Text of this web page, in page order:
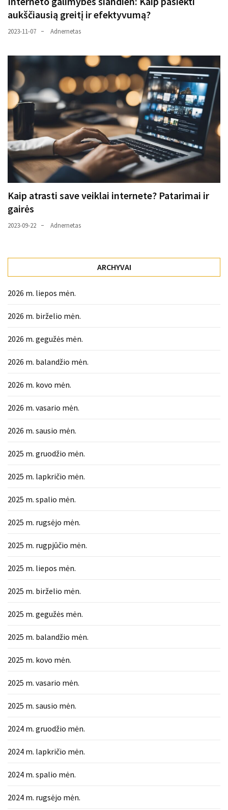
aukščiausią greitį ir efektyvumą?
2023-11-07 Adnernetas
Kaip atrasti save veiklai internete? Patarimai ir
gairės
2023-09-22 Adnernetas
ARCHYVAI
2026 m. liepos mėn.
2026 m. birželio mėn.
2026 m. gegužės mėn.
2026 m. balandžio mėn.
2026 m. kovo mėn.
2026 m. vasario mėn.
2026 m. sausio mėn.
2025 m. gruodžio mėn.
2025 m. lapkričio mėn.
2025 m. spalio mėn.
2025 m. rugsėjo mėn.
2025 m. rugpjūčio mėn.
2025 m. liepos mėn.
2025 m. birželio mėn.
2025 m. gegužės mėn.
2025 m. balandžio mėn.
2025 m. kovo mėn.
2025 m. vasario mėn.
2025 m. sausio mėn.
2024 m. gruodžio mėn.
2024 m. lapkričio mėn.
2024 m. spalio mėn.
2024 m. rugsėjo mėn.